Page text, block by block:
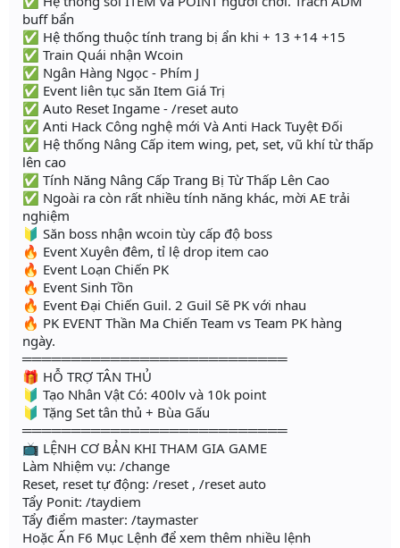
buff bẩn
✅ Hệ thống thuộc tính trang bị ẩn khi + 13 +14 +15
✅ Train Quái nhận Wcoin
✅ Ngân Hàng Ngọc - Phím J
✅ Event liên tục săn Item Giá Trị
✅ Auto Reset Ingame - /reset auto
✅ Anti Hack Công nghệ mới Và Anti Hack Tuyệt Đối
✅ Hệ thống Nâng Cấp item wing, pet, set, vũ khí từ thấp
lên cao
✅ Tính Năng Nâng Cấp Trang Bị Từ Thấp Lên Cao
✅ Ngoài ra còn rất nhiều tính năng khác, mời AE trải
nghiệm
🔰 Săn boss nhận wcoin tùy cấp độ boss
🔥 Event Xuyên đêm, tỉ lệ drop item cao
🔥 Event Loạn Chiến PK
🔥 Event Sinh Tồn
🔥 Event Đại Chiến Guil. 2 Guil Sẽ PK với nhau
🔥 PK EVENT Thần Ma Chiến Team vs Team PK hàng
ngày.
═══════════════════════════
🎁 HỖ TRỢ TÂN THỦ
🔰 Tạo Nhân Vật Có: 400lv và 10k point
🔰 Tặng Set tân thủ + Bùa Gấu
═══════════════════════════
📺 LỆNH CƠ BẢN KHI THAM GIA GAME
Làm Nhiệm vụ: /change
Reset, reset tự động: /reset , /reset auto
Tẩy Ponit: /taydiem
Tẩy điểm master: /taymaster
Hoặc Ấn F6 Mục Lệnh để xem thêm nhiều lệnh